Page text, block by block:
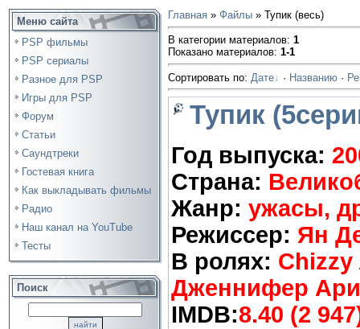
Меню сайта
PSP фильмы
PSP сериалы
Разное для PSP
Игры для PSP
Форум
Статьи
Саундтреки
Гостевая книга
Как выкладывать фильмы
Радио
Наш канал на YouTube
Тесты
Поиск
Главная » Файлы » Тупик (весь)
В категории материалов: 1
Показано материалов: 1-1
Сортировать по: Дате · Названию ·
Тупик
Год выпуска:
Страна:
Жанр: ужасы,
Режиссер: Ян
В ролях:
Дженнифер
IMDB:8.40 (2